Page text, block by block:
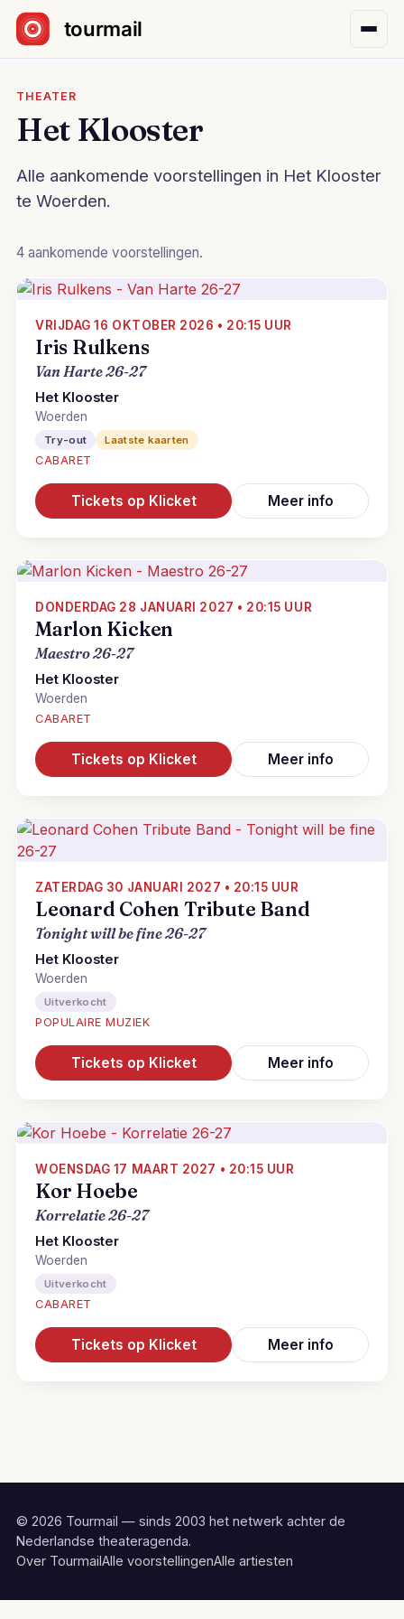
Sla navigatie over
THEATER
Het Klooster
Alle aankomende voorstellingen in Het Klooster
te Woerden.
4 aankomende voorstellingen.
VRIJDAG 16 OKTOBER 2026 • 20:15 UUR
Iris Rulkens
Van Harte 26-27
Het Klooster
Woerden
Try-out Laatste kaarten
CABARET
Tickets op Klicket Meer info
DONDERDAG 28 JANUARI 2027 • 20:15 UUR
Marlon Kicken
Maestro 26-27
Het Klooster
Woerden
CABARET
Tickets op Klicket Meer info
ZATERDAG 30 JANUARI 2027 • 20:15 UUR
Leonard Cohen Tribute Band
Tonight will be fine 26-27
Het Klooster
Woerden
Uitverkocht
POPULAIRE MUZIEK
Tickets op Klicket Meer info
WOENSDAG 17 MAART 2027 • 20:15 UUR
Kor Hoebe
Korrelatie 26-27
Het Klooster
Woerden
Uitverkocht
CABARET
Tickets op Klicket Meer info
© 2026 Tourmail — sinds 2003 het netwerk achter de
Nederlandse theateragenda.
Over TourmailAlle voorstellingenAlle artiesten